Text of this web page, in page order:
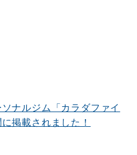
ナルジム「カラダファイ
掲載されました！